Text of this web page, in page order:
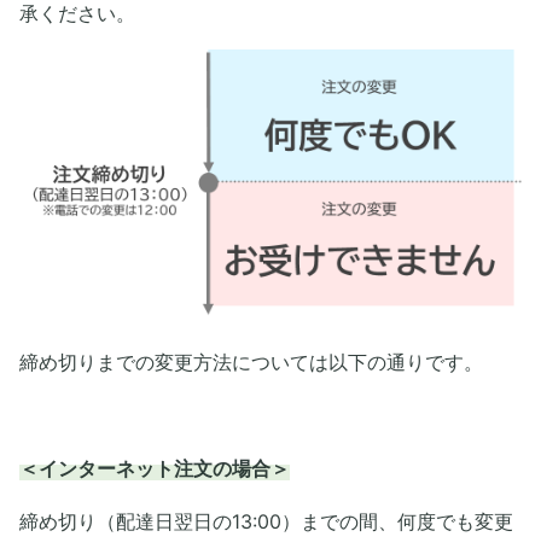
承ください。
締め切りまでの変更方法については以下の通りです。
＜インターネット注文の場合＞
締め切り（配達日翌日の13:00）までの間、何度でも変更